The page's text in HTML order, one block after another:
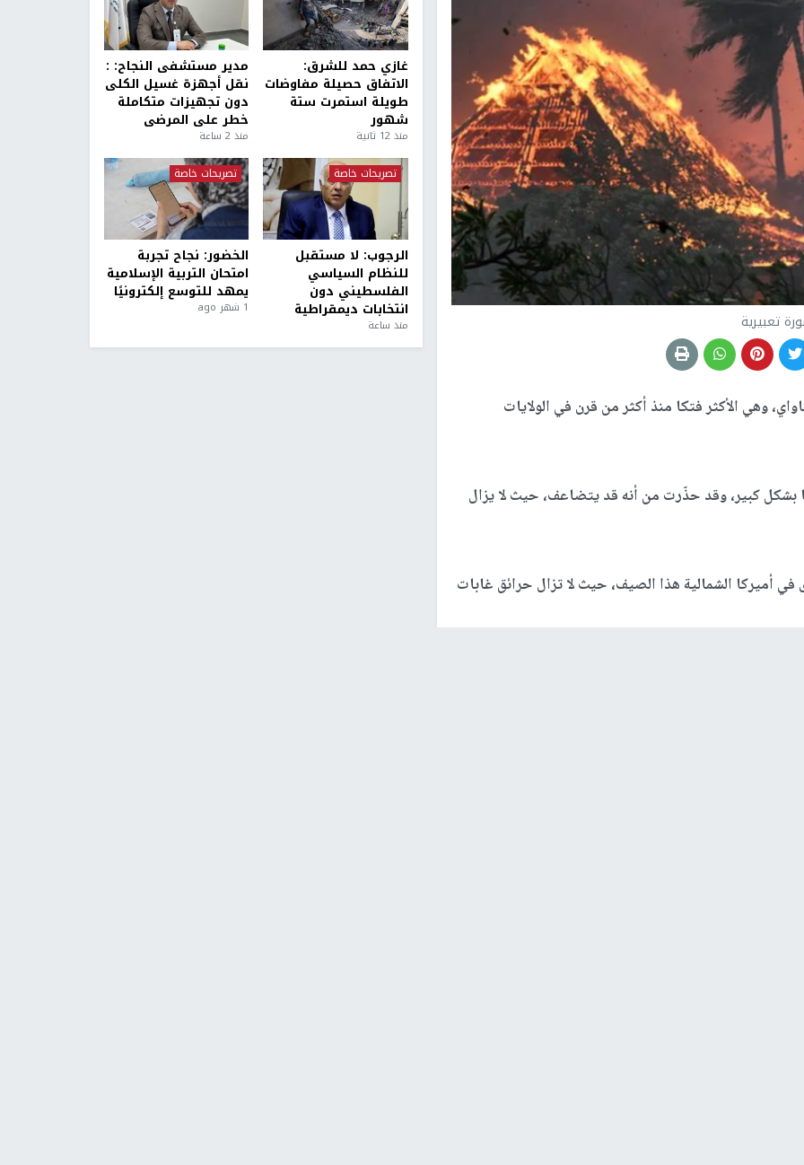
تعبيرية
وهي الأكثر فتكا منذ أكثر من قرن في الولايات
بشكل كبير، وقد حذّرت من أنه قد يتضاعف، حيث لا يزال
الشمالية هذا الصيف، حيث لا تزال حرائق غابات
غازي حمد للشرق:
الاتفاق حصيلة مفاوضات
طويلة استمرت ستة
شهور
منذ 12 ثانية
مدير مستشفى النجاح: :
نقل أجهزة غسيل الكلى
دون تجهيزات متكاملة
خطر على المرضى
منذ 2 ساعة
تصريحات خاصة
الرجوب: لا مستقبل
للنظام السياسي
الفلسطيني دون
انتخابات ديمقراطية
منذ ساعة
تصريحات خاصة
الخضور: نجاح تجربة
امتحان التربية الإسلامية
يمهد للتوسع إلكترونيًا
1 شهر ago